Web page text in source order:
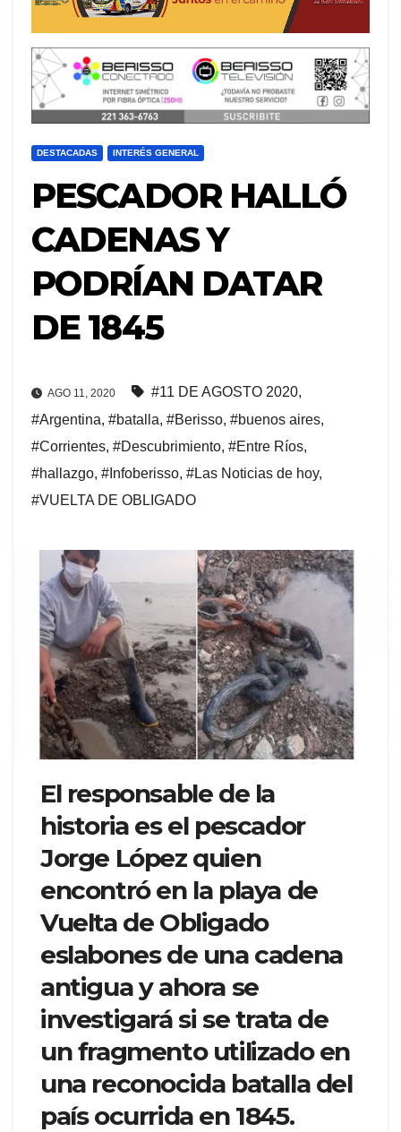
DESTACADAS INTERÉS GENERAL
PESCADOR HALLÓ
CADENAS Y
PODRÍAN DATAR
DE 1845
AGO 11, 2020 #11 DE AGOSTO 2020,
#Argentina, #batalla, #Berisso, #buenos aires,
#Corrientes, #Descubrimiento, #Entre Ríos,
#hallazgo, #Infoberisso, #Las Noticias de hoy,
#VUELTA DE OBLIGADO
El responsable de la
historia es el pescador
Jorge López quien
encontró en la playa de
Vuelta de Obligado
eslabones de una cadena
antigua y ahora se
investigará si se trata de
un fragmento utilizado en
una reconocida batalla del
país ocurrida en 1845.